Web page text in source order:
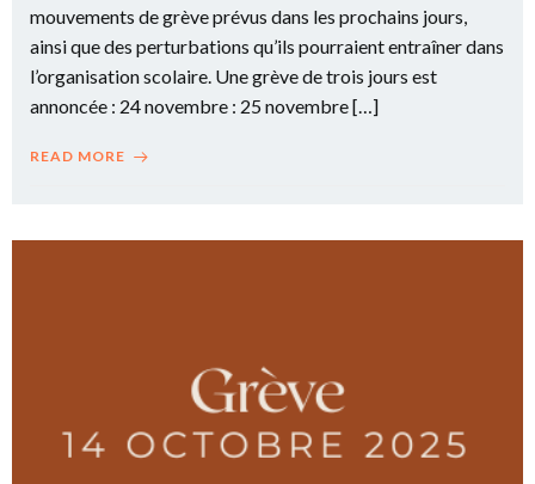
mouvements de grève prévus dans les prochains jours,
ainsi que des perturbations qu’ils pourraient entraîner dans
l’organisation scolaire. Une grève de trois jours est
annoncée : 24 novembre : 25 novembre […]
READ MORE